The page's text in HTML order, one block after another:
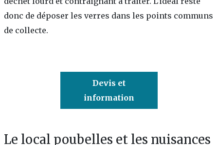
donc de déposer les verres dans les points communs
de collecte.
Devis et
information
Le local poubelles et les nuisances